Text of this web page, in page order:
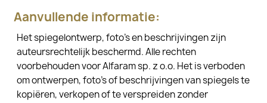
Aanvullende informatie:
Het spiegelontwerp, foto's en beschrijvingen zijn
auteursrechtelijk beschermd. Alle rechten
voorbehouden voor Alfaram sp. z o.o. Het is verboden
om ontwerpen, foto's of beschrijvingen van spiegels te
kopiëren, verkopen of te verspreiden zonder